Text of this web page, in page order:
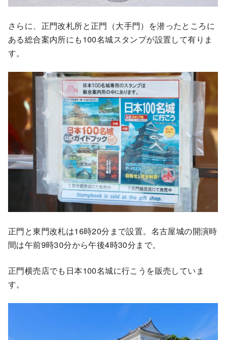
さらに、正門改札所と正門（大手門）を潜ったところに
ある総合案内所にも100名城スタンプが設置して有りま
す。
正門と東門改札は16時20分まで設置。名古屋城の開演時
間は午前9時30分から午後4時30分まで。
正門横売店でも日本100名城に行こうを販売していま
す。